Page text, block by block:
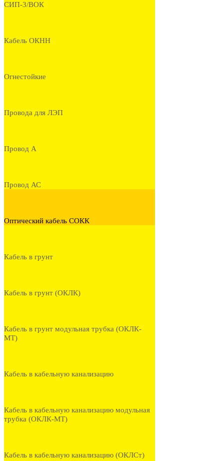
СИП-3/ВОК
Кабель ОКНН
Огнестойкие
Провода для ЛЭП
Провод А
Провод АС
Оптический кабель СОКК
Кабель в грунт
Кабель в грунт (ОКЛК)
Кабель в грунт модульная трубка (ОКЛК-
МТ)
Кабель в кабельную канализацию
Кабель в кабельную канализацию модульная
трубка (ОКЛК-МТ)
Кабель в кабельную канализацию (ОКЛСт)